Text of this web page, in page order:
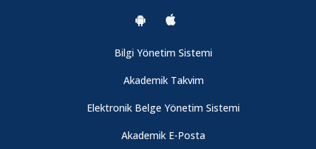
Bilgi Yönetim Sistemi
Akademik Takvim
Elektronik Belge Yönetim Sistemi
Akademik E-Posta